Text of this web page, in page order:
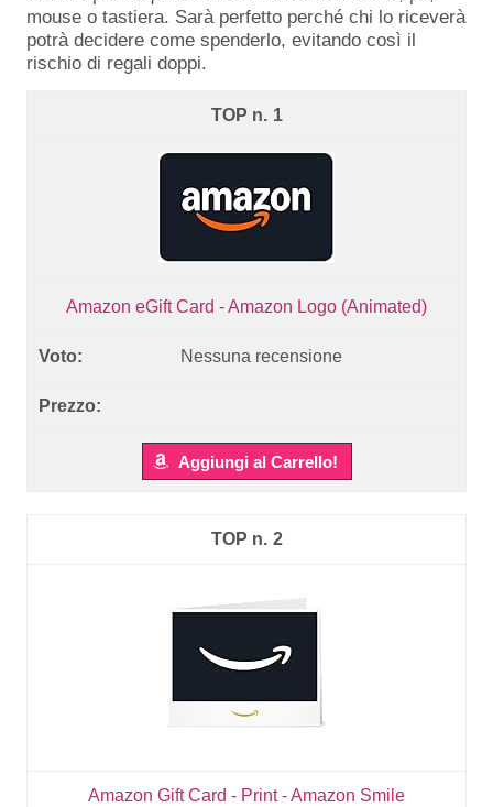
mouse o tastiera. Sarà perfetto perché chi lo riceverà
potrà decidere come spenderlo, evitando così il
rischio di regali doppi.
1
Amazon eGift Card - Amazon Logo (Animated)
Nessuna recensione
Aggiungi al Carrello!
2
Amazon Gift Card - Print - Amazon Smile